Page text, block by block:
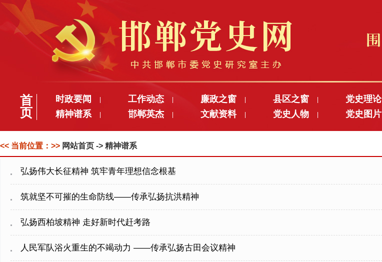
首
页
时政要闻 工作动态 廉政之窗 县区之窗 党史理论
精神谱系 邯郸英杰 文献资料 党史人物 党史图片
<< 当前位置：>> 网站首页 -> 精神谱系
弘扬伟大长征精神 筑牢青年理想信念根基
筑就坚不可摧的生命防线——传承弘扬抗洪精神
弘扬西柏坡精神 走好新时代赶考路
人民军队浴火重生的不竭动力 ——传承弘扬古田会议精神